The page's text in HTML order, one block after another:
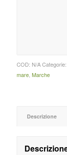
COD: N/A Categorie:
mare, Marche
Descrizione